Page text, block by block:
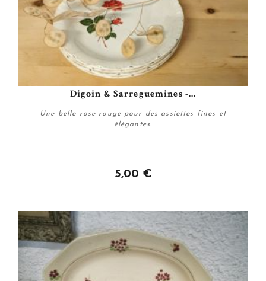
Digoin & Sarreguemines -...
Une belle rose rouge pour des assiettes fines et
élégantes.
5,00 €